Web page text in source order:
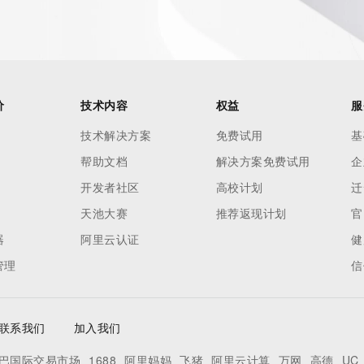
理
技术内容
技术解决方案
帮助文档
开发者社区
天池大赛
阿里云认证
权益
免费试用
解决方案免费试用
高校计划
推荐返现计划
系我们
加入我们
国际交易市场 1688 阿里妈妈 飞猪 阿里云计算 万网 高德 UC